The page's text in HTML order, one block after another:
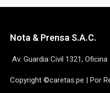
Nota & Prensa S.A.C.
Av. Guardia Civil 1321,
Copyright ©caretas.pe | Por